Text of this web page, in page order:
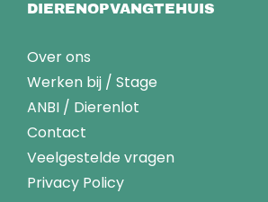
DIERENOPVANGTEHUIS
Over ons
Werken bij / Stage
ANBI / Dierenlot
Contact
Veelgestelde vragen
Privacy Policy